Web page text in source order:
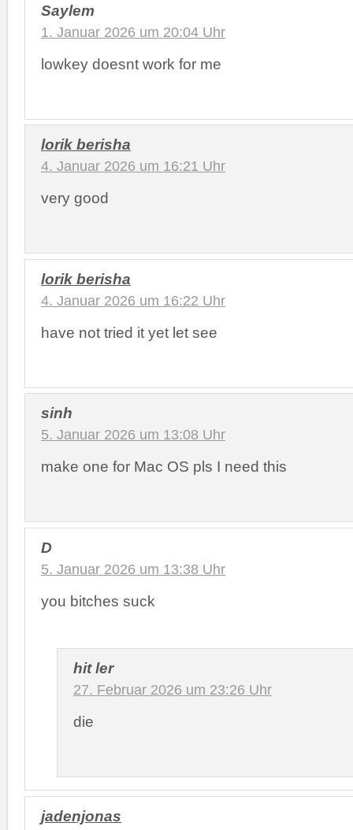
Saylem
1. Januar 2026 um 20:04 Uhr
lowkey doesnt work for me
lorik berisha
4. Januar 2026 um 16:21 Uhr
very good
lorik berisha
4. Januar 2026 um 16:22 Uhr
have not tried it yet let see
sinh
5. Januar 2026 um 13:08 Uhr
make one for Mac OS pls I need this
D
5. Januar 2026 um 13:38 Uhr
you bitches suck
hit ler
27. Februar 2026 um 23:26 Uhr
die
jadenjonas